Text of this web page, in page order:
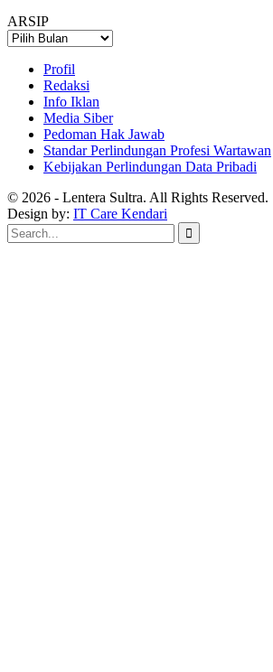
ARSIP
ARSIP
Profil
Redaksi
Info Iklan
Media Siber
Pedoman Hak Jawab
Standar Perlindungan Profesi Wartawan
Kebijakan Perlindungan Data Pribadi
© 2026 - Lentera Sultra. All Rights Reserved.
Design by: IT Care Kendari